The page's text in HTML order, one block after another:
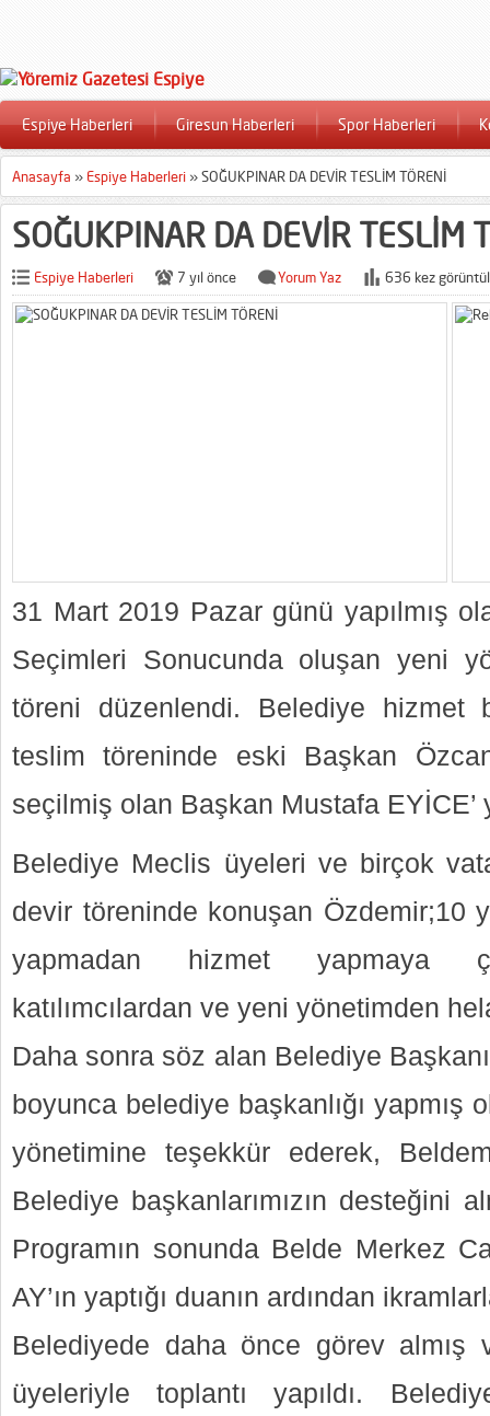
Espiye Haberleri Giresun Haberleri Spor Haberleri
Anasayfa » Espiye Haberleri »SOĞUKPINAR DA DEVİR TESLİM TÖRENİ
SOĞUKPINAR DA DEVİR TESLİM
Espiye Haberleri 7 yıl önce Yorum Yaz 636 kez
31 Mart 2019 Pazar günü yapılmış
Seçimleri Sonucunda oluşan yeni
töreni düzenlendi. Belediye hizmet
teslim töreninde eski Başkan
seçilmiş olan Başkan Mustafa EYİCE’
Belediye Meclis üyeleri ve birçok
devir töreninde konuşan Özdemir;10
yapmadan hizmet yapmaya
katılımcılardan ve yeni yönetimden
Daha sonra söz alan Belediye
boyunca belediye başkanlığı yapmış
yönetimine teşekkür ederek,
Belediye başkanlarımızın desteğini
Programın sonunda Belde Merkez
AY’ın yaptığı duanın ardından
Belediyede daha önce görev
üyeleriyle toplantı yapıldı.